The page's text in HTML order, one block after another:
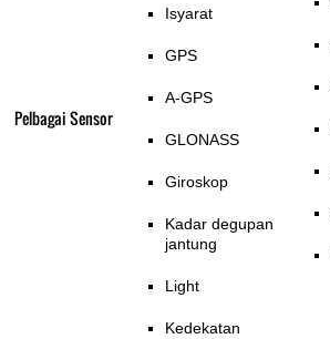
Pelbagai Sensor
Isyarat
GPS
A-GPS
GLONASS
Giroskop
Kadar degupan
jantung
Light
Kedekatan